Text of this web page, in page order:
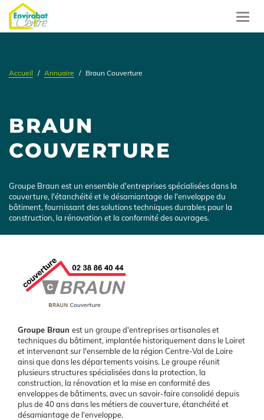
Aller
au
contenu
Accueil Annuaire Braun Couverture
BRAUN
COUVERTURE
Présentation
Groupe Braun est un ensemble d'entreprises spécialisées dans la
couverture, l'étanchéité et le désamiantage de l'enveloppe du
bâtiment, fournissant des solutions techniques durables pour la
construction, la rénovation et la conformité des ouvrages.
Présentation
Groupe Braun est un groupe d'entreprises artisanales et
techniques du bâtiment, implantée historiquement dans le Loiret
et intervenant sur l'ensemble de la région Centre-Val de Loire
ainsi que dans les départements voisins. Le groupe réunit
plusieurs structures spécialisées dans la protection, la
construction, la rénovation et la mise en conformité des
enveloppes de bâtiments, avec un savoir-faire consolidé depuis
plus de 40 ans dans les métiers de couverture, étanchéité et
désamiantage de l'enveloppe.